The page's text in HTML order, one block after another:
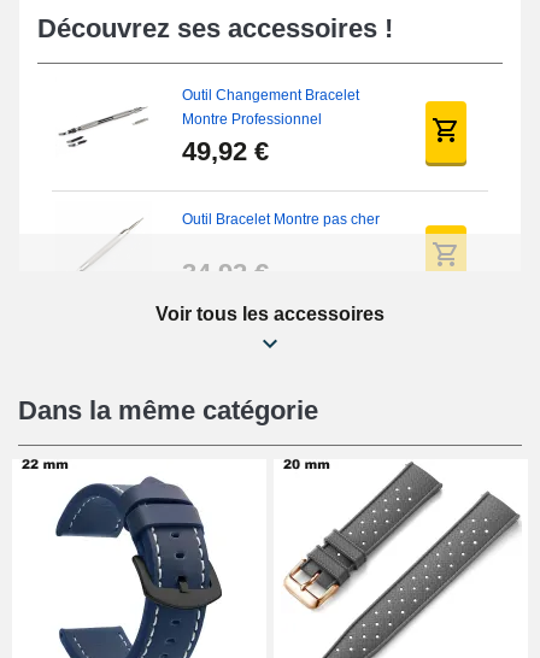
Découvrez ses accessoires !
Outil Changement Bracelet
Montre Professionnel
49,92 €
Outil Bracelet Montre pas cher
34,92 €
Kit Réparation Montre Débutant
16,90 €
Pied à Coulisse Numérique
9,90 €
Pince à Poinçonner (pince trou)
57,42 €
Voir tous les accessoires
Dans la même catégorie